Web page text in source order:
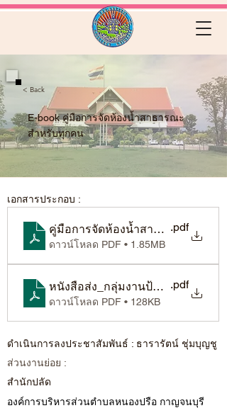
< Back
E-book คู่มือการจัดห้องน้ำสาธารณะ
สำหรับทุกคน
เอกสารประกอบ :
คู่มือการจัดห้องน้ำสาธารณะสำหรับ
.pdf
ดาวน์โหลด PDF • 1.85MB
หนังสือส่ง_กลุ่มงานป้องกันโรค มท
.pdf
ดาวน์โหลด PDF • 128KB
ดำเนินการลงประชาสัมพันธ์ : ธารารัตน์ ชุ่มบุญชู
ส่วนงานย่อย :
สำนักปลัด
องค์การบริหารส่วนตำบลหนองปรือ กาญจนบุรี